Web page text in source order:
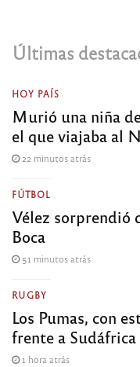
Últimas
HOY PAÍS
Murió una niña
el que viajaba al
22 minutos atrás
FÚTBOL
Vélez sorprendió
Boca
51 minutos atrás
RUGBY
Los Pumas, con
frente a Sudáfrica
1 hora atrás